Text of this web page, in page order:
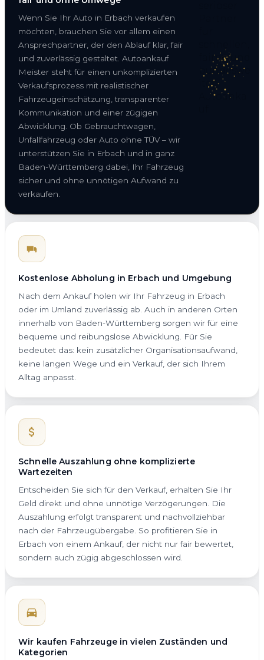
Wenn Sie Ihr Auto in Erbach verkaufen
möchten, brauchen Sie vor allem einen
Ansprechpartner, der den Ablauf klar, fair
und zuverlässig gestaltet. Autoankauf
Meister steht für einen unkomplizierten
Verkaufsprozess mit realistischer
Fahrzeugeinschätzung, transparenter
Kommunikation und einer zügigen
Abwicklung. Ob Gebrauchtwagen,
Unfallfahrzeug oder Auto ohne TÜV – wir
unterstützen Sie in Erbach und in ganz
Baden-Württemberg dabei, Ihr Fahrzeug
sicher und ohne unnötigen Aufwand zu
verkaufen.
Kostenlose Abholung in Erbach und Umgebung
Nach dem Ankauf holen wir Ihr Fahrzeug in Erbach
oder im Umland zuverlässig ab. Auch in anderen Orten
innerhalb von Baden-Württemberg sorgen wir für eine
bequeme und reibungslose Abwicklung. Für Sie
bedeutet das: kein zusätzlicher Organisationsaufwand,
keine langen Wege und ein Verkauf, der sich Ihrem
Alltag anpasst.
Schnelle Auszahlung ohne komplizierte
Wartezeiten
Entscheiden Sie sich für den Verkauf, erhalten Sie Ihr
Geld direkt und ohne unnötige Verzögerungen. Die
Auszahlung erfolgt transparent und nachvollziehbar
nach der Fahrzeugübergabe. So profitieren Sie in
Erbach von einem Ankauf, der nicht nur fair bewertet,
sondern auch zügig abgeschlossen wird.
Wir kaufen Fahrzeuge in vielen Zuständen und
Kategorien